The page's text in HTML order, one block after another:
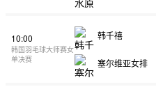
10:00
韩国羽毛球大师赛女
单决赛
韩千禧
塞尔维亚女排